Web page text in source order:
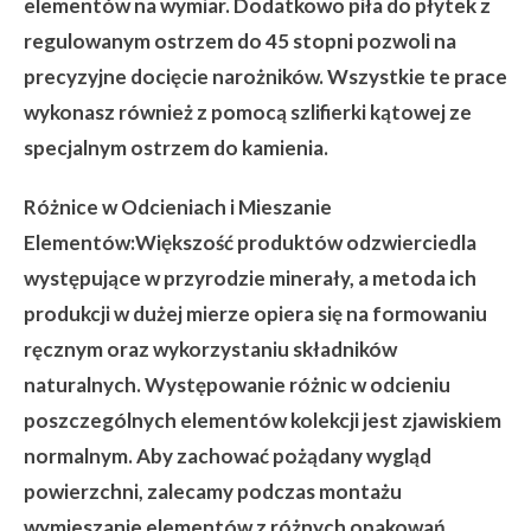
regulowanym ostrzem do 45 stopni pozwoli na
precyzyjne docięcie narożników. Wszystkie te prace
wykonasz również z pomocą szlifierki kątowej ze
specjalnym ostrzem do kamienia.
Różnice w Odcieniach i Mieszanie
Elementów:Większość produktów odzwierciedla
występujące w przyrodzie minerały, a metoda ich
produkcji w dużej mierze opiera się na formowaniu
ręcznym oraz wykorzystaniu składników
naturalnych. Występowanie różnic w odcieniu
poszczególnych elementów kolekcji jest zjawiskiem
normalnym. Aby zachować pożądany wygląd
powierzchni, zalecamy podczas montażu